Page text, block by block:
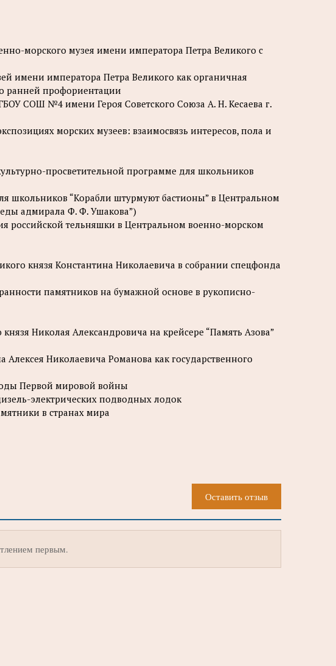
морского музея имени императора Петра Великого с
имени императора Петра Великого как органичная
ранней профориентации
СОШ №4 имени Героя Советского Союза А. Н. Кесаева г.
морских музеев: взаимосвязь интересов, пола и
просветительной программе для школьников
школьников “Корабли штурмуют бастионы” в Центральном
адмирала Ф. Ф. Ушакова”)
российской тельняшки в Центральном военно-морском
князя Константина Николаевича в собрании спецфонда
памятников на бумажной основе в рукописно-
Николая Александровича на крейсере “Память Азова”
Николаевича Романова как государственного
Первой мировой войны
электрических подводных лодок
в странах мира
Оставить отзыв
первым.